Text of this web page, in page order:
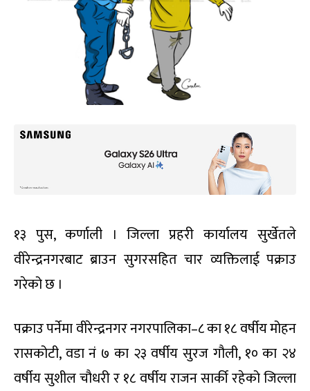
१३ पुस, कर्णाली । जिल्ला प्रहरी कार्यालय सुर्खेतले
वीरेन्द्रनगरबाट ब्राउन सुगरसहित चार व्यक्तिलाई पक्राउ
गरेको छ ।
पक्राउ पर्नेमा वीरेन्द्रनगर नगरपालिका–८ का १८ वर्षीय मोहन
रासकोटी, वडा नं ७ का २३ वर्षीय सुरज गौली, १० का २४
वर्षीय सुशील चौधरी र १८ वर्षीय राजन सार्की रहेको जिल्ला